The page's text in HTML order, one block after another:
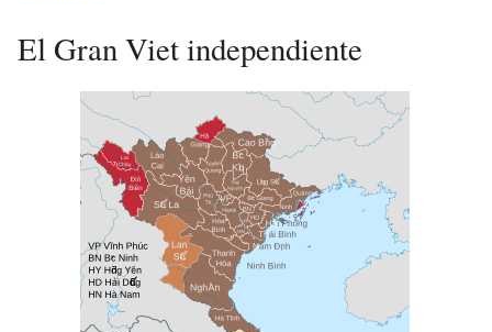
El Gran Viet independiente